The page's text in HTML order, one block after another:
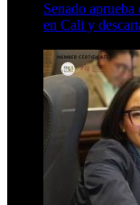
Senado
en Cali y